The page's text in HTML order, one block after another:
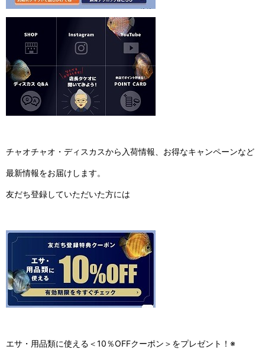
チャオチャオ・ディスカスから入荷情報、お得なキャンペーンなど
最新情報をお届けします。
友だち登録していただいた方には
エサ・用品類に使える＜10％OFFクーポン＞をプレゼント！※